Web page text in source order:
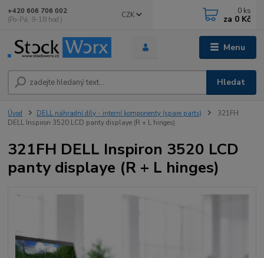
Menu
CZK
Hledat
+420 606 706 002
(Po-Pá, 9-18 hod.)
0 ks
za 0 Kč
Úvod DELL náhradní díly - interní komponenty (spare parts)
321FH
DELL Inspiron 3520 LCD panty displaye (R + L hinges)
321FH DELL Inspiron 3520 LCD
panty displaye (R + L hinges)